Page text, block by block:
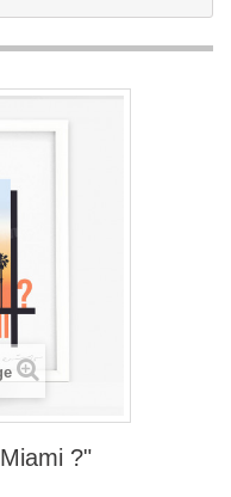
?"